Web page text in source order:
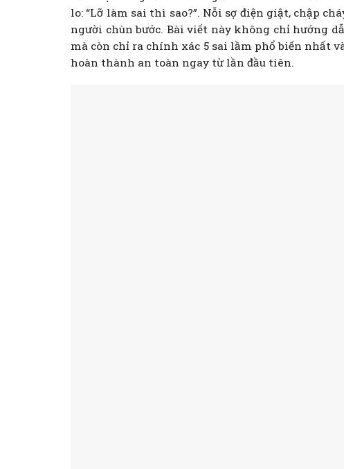
lo: “Lỡ làm sai thì sao?”. Nỗi sợ điện giật, chập
người chùn bước. Bài viết này không chỉ hướng
mà còn chỉ ra chính xác 5 sai lầm phổ biến nhất
hoàn thành an toàn ngay từ lần đầu tiên.